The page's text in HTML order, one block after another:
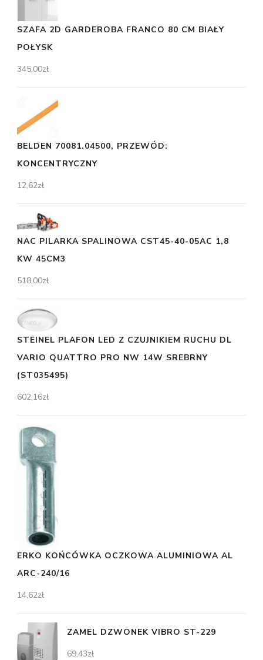
SZAFA 2D GARDEROBA FRANCO 80 CM BIAŁY
POŁYSK
345,00zł
BELDEN 70081.04500, PRZEWÓD:
KONCENTRYCZNY
12,62zł
NAC PILARKA SPALINOWA CST45-40-05AC 1,8
KW 45CM3
518,00zł
STEINEL PLAFON LED Z CZUJNIKIEM RUCHU DL
VARIO QUATTRO PRO NW 14W SREBRNY
(ST035495)
602,16zł
ERKO KOŃCÓWKA OCZKOWA ALUMINIOWA AL
ARC-240/16
14,62zł
ZAMEL DZWONEK VIBRO ST-229
69,43zł